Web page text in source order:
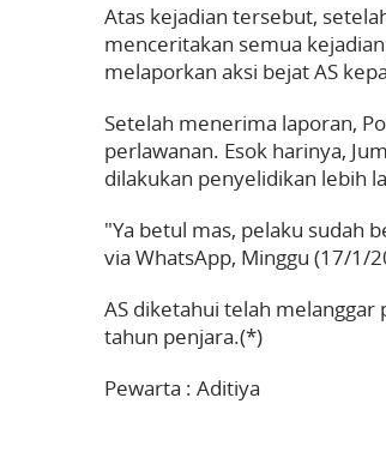
Atas kejadian tersebut,
menceritakan semua
melaporkan aksi bejat AS
Setelah menerima laporan,
perlawanan. Esok harinya,
dilakukan penyelidikan lebih
"Ya betul mas, pelaku sudah
via WhatsApp, Minggu (17/1/
AS diketahui telah melanggar
tahun penjara.(*)
Pewarta : Aditiya